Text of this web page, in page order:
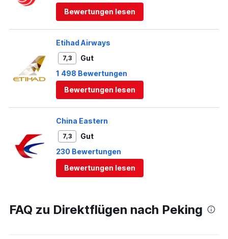
Bewertungen lesen
Etihad Airways
7,3
Gut
1 498 Bewertungen
Bewertungen lesen
China Eastern
7,3
Gut
230 Bewertungen
Bewertungen lesen
FAQ zu Direktflügen nach Peking